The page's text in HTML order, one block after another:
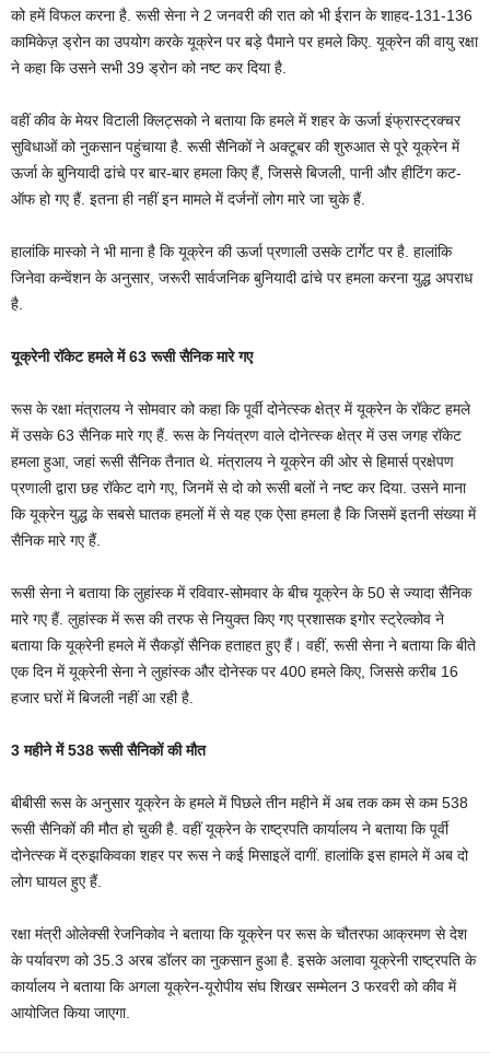
को हमें विफल करना है. रूसी सेना ने 2 जनवरी की रात को भी ईरान के शाहद-131-136
कामिकेज़ ड्रोन का उपयोग करके यूक्रेन पर बड़े पैमाने पर हमले किए. यूक्रेन की वायु रक्षा
ने कहा कि उसने सभी 39 ड्रोन को नष्ट कर दिया है.
वहीं कीव के मेयर विटाली क्लिट्सको ने बताया कि हमले में शहर के ऊर्जा इंफ्रास्ट्रक्चर
सुविधाओं को नुकसान पहुंचाया है. रूसी सैनिकों ने अक्टूबर की शुरुआत से पूरे यूक्रेन में
ऊर्जा के बुनियादी ढांचे पर बार-बार हमला किए हैं, जिससे बिजली, पानी और हीटिंग कट-
ऑफ हो गए हैं. इतना ही नहीं इन मामले में दर्जनों लोग मारे जा चुके हैं.
हालांकि मास्को ने भी माना है कि यूक्रेन की ऊर्जा प्रणाली उसके टार्गेट पर है. हालांकि
जिनेवा कन्वेंशन के अनुसार, जरूरी सार्वजनिक बुनियादी ढांचे पर हमला करना युद्ध अपराध
है.
यूक्रेनी रॉकेट हमले में 63 रूसी सैनिक मारे गए
रूस के रक्षा मंत्रालय ने सोमवार को कहा कि पूर्वी दोनेत्स्क क्षेत्र में यूक्रेन के रॉकेट हमले
में उसके 63 सैनिक मारे गए हैं. रूस के नियंत्रण वाले दोनेत्स्क क्षेत्र में उस जगह रॉकेट
हमला हुआ, जहां रूसी सैनिक तैनात थे. मंत्रालय ने यूक्रेन की ओर से हिमार्स प्रक्षेपण
प्रणाली द्वारा छह रॉकेट दागे गए, जिनमें से दो को रूसी बलों ने नष्ट कर दिया. उसने माना
कि यूक्रेन युद्ध के सबसे घातक हमलों में से यह एक ऐसा हमला है कि जिसमें इतनी संख्या में
सैनिक मारे गए हैं.
रूसी सेना ने बताया कि लुहांस्क में रविवार-सोमवार के बीच यूक्रेन के 50 से ज्यादा सैनिक
मारे गए हैं. लुहांस्क में रूस की तरफ से नियुक्त किए गए प्रशासक इगोर स्ट्रेल्कोव ने
बताया कि यूक्रेनी हमले में सैकड़ों सैनिक हताहत हुए हैं। वहीं, रूसी सेना ने बताया कि बीते
एक दिन में यूक्रेनी सेना ने लुहांस्क और दोनेस्क पर 400 हमले किए, जिससे करीब 16
हजार घरों में बिजली नहीं आ रही है.
3 महीने में 538 रूसी सैनिकों की मौत
बीबीसी रूस के अनुसार यूक्रेन के हमले में पिछले तीन महीने में अब तक कम से कम 538
रूसी सैनिकों की मौत हो चुकी है. वहीं यूक्रेन के राष्ट्रपति कार्यालय ने बताया कि पूर्वी
दोनेत्स्क में द्रुझकिवका शहर पर रूस ने कई मिसाइलें दागीं. हालांकि इस हामले में अब दो
लोग घायल हुए हैं.
रक्षा मंत्री ओलेक्सी रेजनिकोव ने बताया कि यूक्रेन पर रूस के चौतरफा आक्रमण से देश
के पर्यावरण को 35.3 अरब डॉलर का नुकसान हुआ है. इसके अलावा यूक्रेनी राष्ट्रपति के
कार्यालय ने बताया कि अगला यूक्रेन-यूरोपीय संघ शिखर सम्मेलन 3 फरवरी को कीव में
आयोजित किया जाएगा.